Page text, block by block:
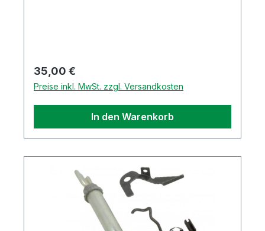
Regulärer Preis:
35,00 €
Preise inkl. MwSt. zzgl. Versandkosten
In den Warenkorb